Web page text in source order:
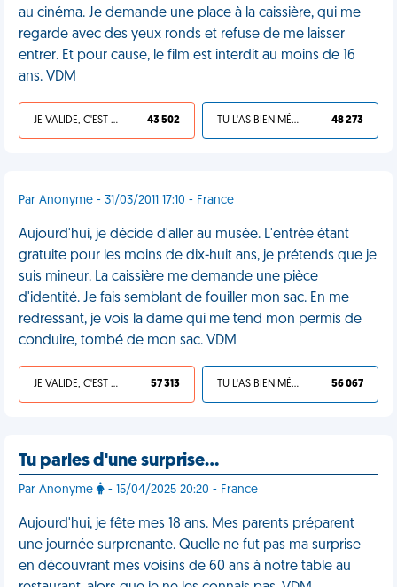
au cinéma. Je demande une place à la caissière, qui me
regarde avec des yeux ronds et refuse de me laisser
entrer. Et pour cause, le film est interdit au moins de 16
ans. VDM
JE VALIDE, C'EST UNE VDM 43 502 TU L'AS BIEN MÉRITÉ 48 273
Par Anonyme - 31/03/2011 17:10 - France
Aujourd'hui, je décide d'aller au musée. L'entrée étant
gratuite pour les moins de dix-huit ans, je prétends que je
suis mineur. La caissière me demande une pièce
d'identité. Je fais semblant de fouiller mon sac. En me
redressant, je vois la dame qui me tend mon permis de
conduire, tombé de mon sac. VDM
JE VALIDE, C'EST UNE VDM 57 313 TU L'AS BIEN MÉRITÉ 56 067
Tu parles d'une surprise…
Par Anonyme - 15/04/2025 20:20 - France
Aujourd'hui, je fête mes 18 ans. Mes parents préparent
une journée surprenante. Quelle ne fut pas ma surprise
en découvrant mes voisins de 60 ans à notre table au